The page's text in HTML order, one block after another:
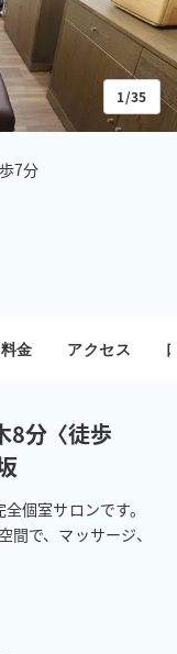
1/35
7分
金 アクセス
8分〈徒歩
個室サロンです。
で、マッサージ、